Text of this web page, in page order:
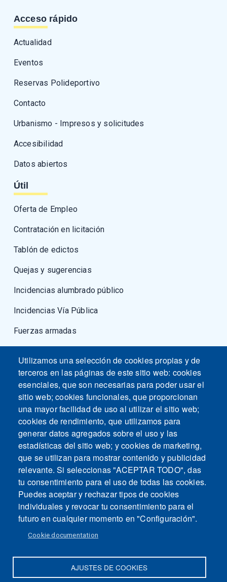
Acceso rápido
Actualidad
Eventos
Reservas Polideportivo
Contacto
Urbanismo - Impresos y solicitudes
Accesibilidad
Datos abiertos
Útil
Oferta de Empleo
Contratación en licitación
Tablón de edictos
Quejas y sugerencias
Incidencias alumbrado público
Incidencias Vía Pública
Fuerzas armadas
Utilizamos una selección de cookies propias y de
terceros en las páginas de este sitio web: cookies
esenciales, que son necesarias para poder usar el
sitio web; cookies funcionales, que proporcionan
una mayor facilidad de uso al utilizar el sitio web;
cookies de rendimiento, que utilizamos para
generar datos agregados sobre el uso y las
estadísticas del sitio web; y cookies de marketing,
que se utilizan para mostrar contenido y publicidad
relevante. Si seleccionas "ACEPTAR TODO", das
tu consentimiento para el uso de todas las cookies.
Puedes aceptar y rechazar tipos de cookies
individuales y revocar tu consentimiento para el
futuro en cualquier momento en "Configuración".
Cookie documentation
AJUSTES DE COOKIES